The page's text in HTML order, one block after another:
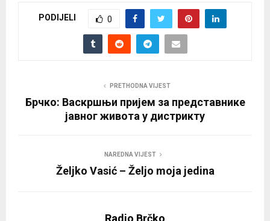
PODIJELI 0
PRETHODNA VIJEST
Брчко: Васкршњи пријем за представнике
јавног живота у дистрикту
NAREDNA VIJEST
Željko Vasić – Željo moja jedina
Radio Brčko